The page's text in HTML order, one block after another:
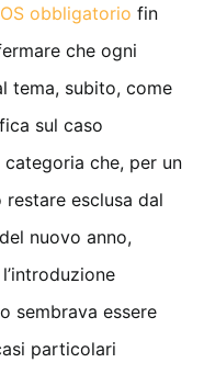
obbligatorio fin
che ogni
tema, subito, come
sul caso
che, per un
esclusa dal
nuovo anno,
sembrava essere
particolari